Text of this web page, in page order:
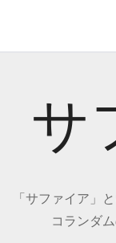
サ
「サファイア」
コランダ